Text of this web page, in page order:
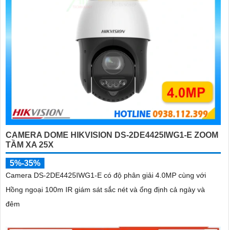
CAMERA DOME HIKVISION DS-2DE4425IWG1-E ZOOM
TẦM XA 25X
5%-35%
Camera DS-2DE4425IWG1-E có độ phân giải 4.0MP cùng với
Hồng ngoại 100m IR giám sát sắc nét và ổng định cả ngày và
đêm